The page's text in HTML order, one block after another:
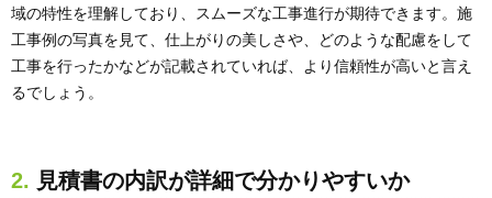
域の特性を理解しており、スムーズな工事進行が期待できます。施
工事例の写真を見て、仕上がりの美しさや、どのような配慮をして
工事を行ったかなどが記載されていれば、より信頼性が高いと言え
るでしょう。
2. 見積書の内訳が詳細で分かりやすいか